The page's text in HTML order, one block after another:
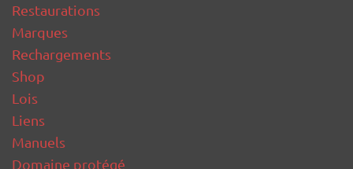
Restaurations
Marques
Rechargements
Shop
Lois
Liens
Manuels
Domaine protégé